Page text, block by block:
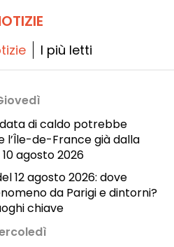
I più letti
di caldo potrebbe
l’Île-de-France già dalla
agosto 2026
12 agosto 2026: dove
da Parigi e dintorni?
chiave